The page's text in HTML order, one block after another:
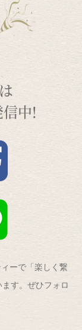
中!
ーで「楽しく繋
す。ぜひフォロ